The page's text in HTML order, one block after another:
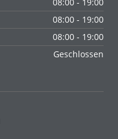
08:00 - 19:00
08:00 - 19:00
Geschlossen